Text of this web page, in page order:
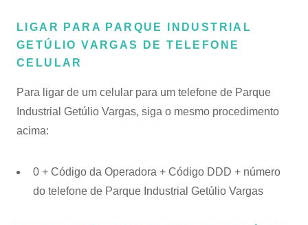
LIGAR PARA PARQUE INDUSTRIAL
GETÚLIO VARGAS DE TELEFONE
CELULAR
Para ligar de um celular para um telefone de Parque
Industrial Getúlio Vargas, siga o mesmo procedimento
acima:
0 + Código da Operadora + Código DDD + número
do telefone de Parque Industrial Getúlio Vargas